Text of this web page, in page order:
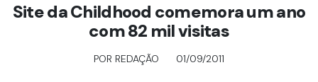
Site da Childhood comemora um ano
com 82 mil visitas
POR REDAÇÃO 01/09/2011